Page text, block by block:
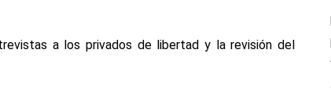
a los privados de libertad y la revisión del